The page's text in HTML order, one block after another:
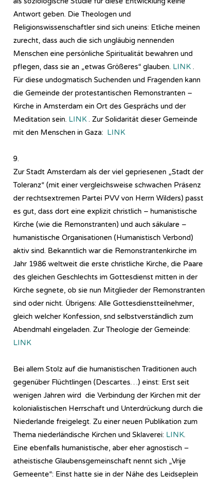
Antwort geben. Die Theologen und
Religionswissenschaftler sind sich uneins: Etliche meinen
zurecht, dass auch die sich ungläubig nennenden
Menschen eine persönliche Spiritualität bewahren und
pflegen, dass sie an „etwas Größeres“ glauben. LINK .
Für diese undogmatisch Suchenden und Fragenden kann
die Gemeinde der protestantischen Remonstranten –
Kirche in Amsterdam ein Ort des Gesprächs und der
Meditation sein. LINK . Zur Solidarität dieser Gemeinde
mit den Menschen in Gaza: LINK
9.
Zur Stadt Amsterdam als der viel gepriesenen „Stadt der
Toleranz“ (mit einer vergleichsweise schwachen Präsenz
der rechtsextremen Partei PVV von Herrn Wilders) passt
es gut, dass dort eine explizit christlich – humanistische
Kirche (wie die Remonstranten) und auch säkulare –
humanistische Organisationen (Humanistisch Verbond)
aktiv sind. Bekanntlich war die Remonstrantenkirche im
Jahr 1986 weltweit die erste christliche Kirche, die Paare
des gleichen Geschlechts im Gottesdienst mitten in der
Kirche segnete, ob sie nun Mitglieder der Remonstranten
sind oder nicht. Übrigens: Alle Gottesdienstteilnehmer,
gleich welcher Konfession, snd selbstverständlich zum
Abendmahl eingeladen. Zur Theologie der Gemeinde:
LINK
Bei allem Stolz auf die humanistischen Traditionen auch
gegenüber Flüchtlingen (Descartes…) einst: Erst seit
wenigen Jahren wird die Verbindung der Kirchen mit der
kolonialistischen Herrschaft und Unterdrückung durch die
Niederlande freigelegt. Zu einer neuen Publikation zum
Thema niederländische Kirchen und Sklaverei: LINK.
Eine ebenfalls humanistische, aber eher agnostisch –
atheistische Glaubensgemeinschaft nennt sich „Vrije
Gemeente“: Einst hatte sie in der Nähe des Leidseplein